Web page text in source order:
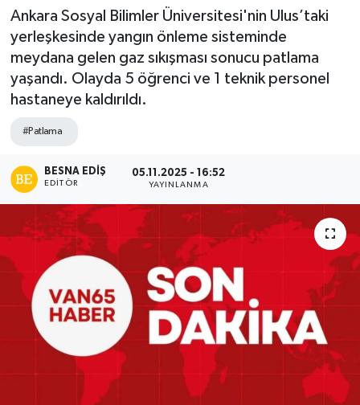
Ankara Sosyal Bilimler Üniversitesi'nin Ulus’taki
yerleşkesinde yangın önleme sisteminde
meydana gelen gaz sıkışması sonucu patlama
yaşandı. Olayda 5 öğrenci ve 1 teknik personel
hastaneye kaldırıldı.
#Patlama
BESNA EDİŞ
EDITÖR
05.11.2025 - 16:52
YAYINLANMA